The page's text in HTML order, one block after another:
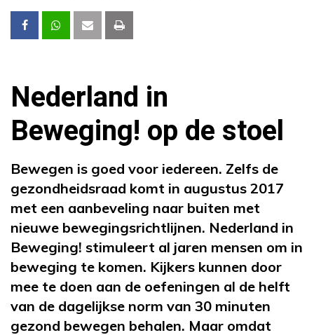
Nederland in
Beweging! op de stoel
Bewegen is goed voor iedereen. Zelfs de
gezondheidsraad komt in augustus 2017
met een aanbeveling naar buiten met
nieuwe bewegingsrichtlijnen. Nederland in
Beweging! stimuleert al jaren mensen om in
beweging te komen. Kijkers kunnen door
mee te doen aan de oefeningen al de helft
van de dagelijkse norm van 30 minuten
gezond bewegen behalen. Maar omdat